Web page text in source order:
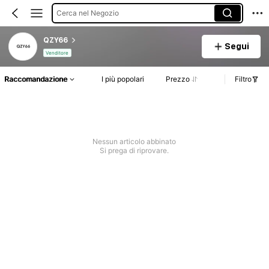
Cerca nel Negozio
QZY66
Venditore
Segui
Raccomandazione I più popolari Prezzo Filtro
Nessun articolo abbinato
Si prega di riprovare.